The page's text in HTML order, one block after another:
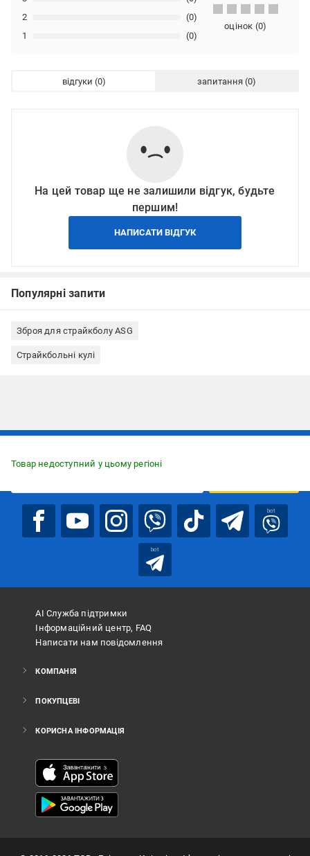
1 (0)
2 (0)
оцінок (0)
відгуки запитання
На цей товар ще не залишили відгук, будьте
першим!
НАПИСАТИ ВІДГУК
Популярні запити
Зброя для страйкболу ASG
Страйкбольні кулі
Товар недоступний у цьому регіоні
bot
bot
АІ Служба підтримки
Інформаційний центр, FAQ
Написати нам повідомлення
КОМПАНІЯ
ПОКУПЦЕВІ
КОРИСНА ІНФОРМАЦІЯ